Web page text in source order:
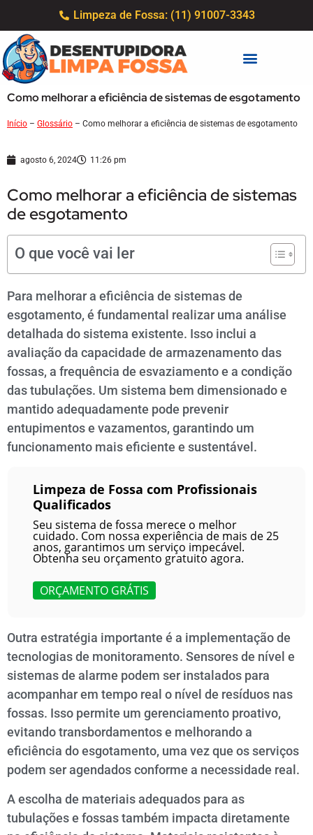
Limpeza de Fossa: (11) 91007-3343
Como melhorar a eficiência de sistemas de esgotamento
Início – Glossário – Como melhorar a eficiência de sistemas de esgotamento
agosto 6, 2024 11:26 pm
Como melhorar a eficiência de sistemas
de esgotamento
O que você vai ler
Para melhorar a eficiência de sistemas de
esgotamento, é fundamental realizar uma análise
detalhada do sistema existente. Isso inclui a
avaliação da capacidade de armazenamento das
fossas, a frequência de esvaziamento e a condição
das tubulações. Um sistema bem dimensionado e
mantido adequadamente pode prevenir
entupimentos e vazamentos, garantindo um
funcionamento mais eficiente e sustentável.
Limpeza de Fossa com Profissionais
Qualificados
Seu sistema de fossa merece o melhor
cuidado. Com nossa experiência de mais de 25
anos, garantimos um serviço impecável.
Obtenha seu orçamento gratuito agora.
ORÇAMENTO GRÁTIS
Outra estratégia importante é a implementação de
tecnologias de monitoramento. Sensores de nível e
sistemas de alarme podem ser instalados para
acompanhar em tempo real o nível de resíduos nas
fossas. Isso permite um gerenciamento proativo,
evitando transbordamentos e melhorando a
eficiência do esgotamento, uma vez que os serviços
podem ser agendados conforme a necessidade real.
A escolha de materiais adequados para as
tubulações e fossas também impacta diretamente